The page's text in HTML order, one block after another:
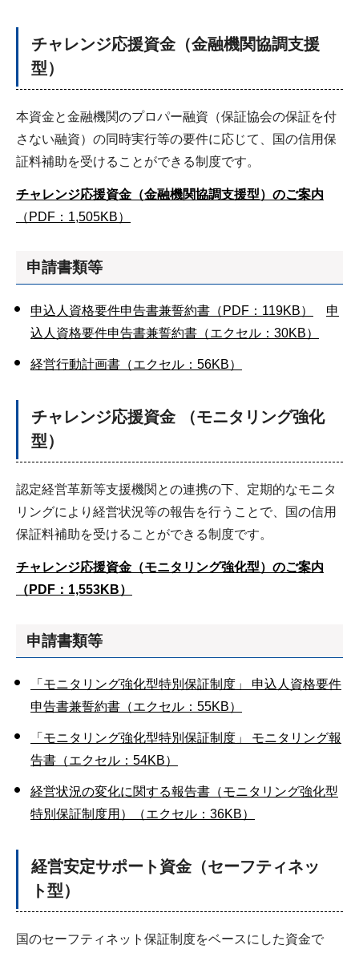
チャレンジ応援資金（金融機関協調支援
型）
本資金と金融機関のプロパー融資（保証協会の保証を付
さない融資）の同時実行等の要件に応じて、国の信用保
証料補助を受けることができる制度です。
チャレンジ応援資金（金融機関協調支援型）のご案内
（PDF：1,505KB）
申請書類等
申込人資格要件申告書兼誓約書（PDF：119KB）
申
込人資格要件申告書兼誓約書（エクセル：30KB）
経営行動計画書（エクセル：56KB）
チャレンジ応援資金
（モニタリング強化
型）
認定経営革新等支援機関との連携の下、定期的なモニタ
リングにより経営状況等の報告を行うことで、国の信用
保証料補助を受けることができる制度です。
チャレンジ応援資金（モニタリング強化型）のご案内
（PDF：1,553KB）
申請書類等
「モニタリング強化型特別保証制度」 申込人資格要件
申告書兼誓約書（エクセル：55KB）
「モニタリング強化型特別保証制度」 モニタリング報
告書（エクセル：54KB）
経営状況の変化に関する報告書（モニタリング強化型
特別保証制度用）（エクセル：36KB）
経営安定サポート資金（セーフティネッ
ト型）
国のセーフティネット保証制度をベースにした資金で